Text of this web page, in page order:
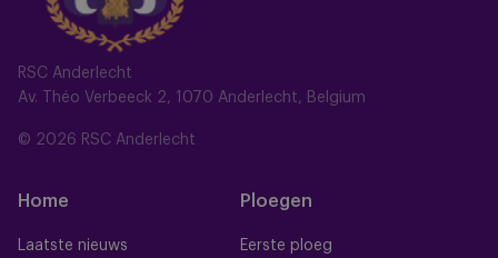
RSC Anderlecht
Av. Théo Verbeeck 2, 1070 Anderlecht, Belgium
© 2026 RSC Anderlecht
Home
Laatste nieuws
Ploegen
Eerste ploeg